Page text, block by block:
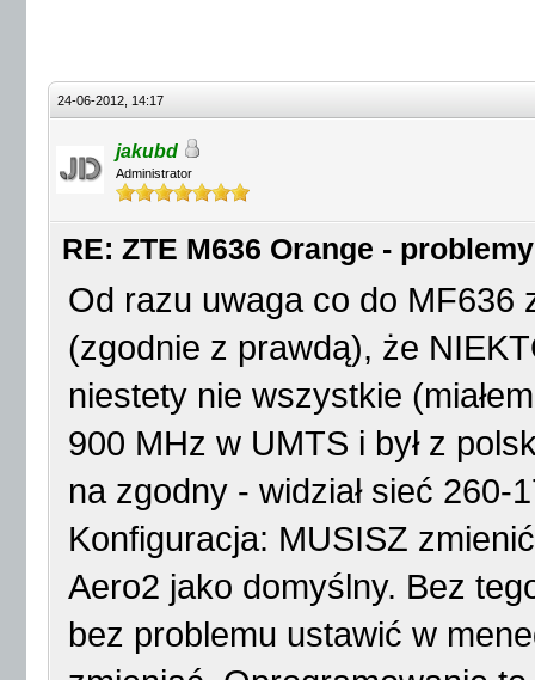
24-06-2012, 14:17
jakubd
Administrator
RE: ZTE M636 Orange -
Od razu uwaga co do MF636
(zgodnie z prawdą), że
niestety nie wszystkie
900 MHz w UMTS i był z
na zgodny - widział sieć 260-
Konfiguracja: MUSISZ
Aero2 jako domyślny. Bez
bez problemu ustawić w